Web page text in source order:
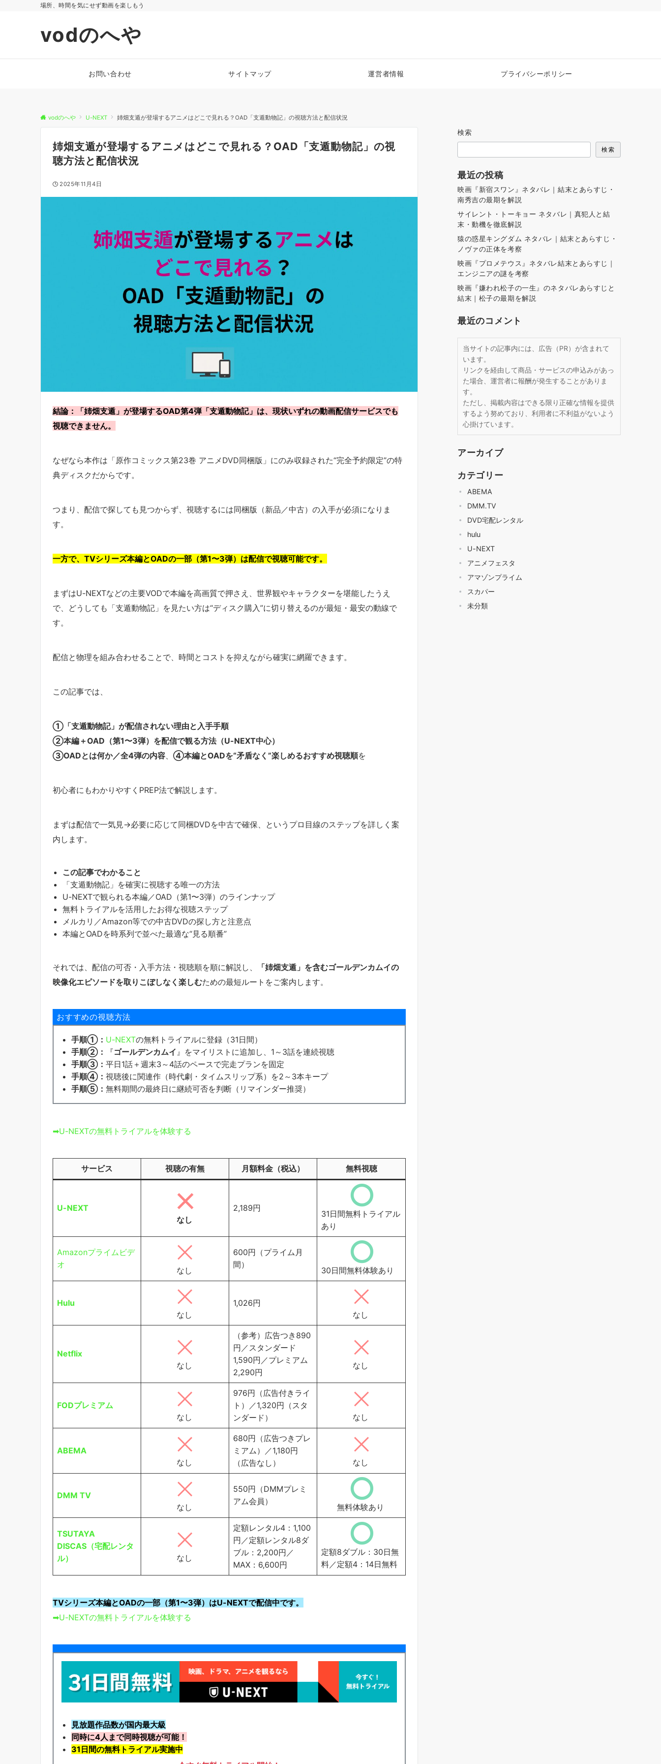
場所、時間を気にせず動画を楽しもう
vodのへや
お問い合わせ サイトマップ 運営者情報 プライバシーポリシー
vodのへや U-NEXT 姉畑支遁が登場するアニメはどこで見れる？OAD「支遁動物記」の視聴方法と配信状況
姉畑支遁が登場するアニメはどこで見れる？OAD「支遁動物記」の視
聴方法と配信状況
2025年11月4日
結論：「姉畑支遁」が登場するOAD第4弾「支遁動物記」は、現状いずれの動画配信サービスでも
視聴できません。
なぜなら本作は「原作コミックス第23巻 アニメDVD同梱版」にのみ収録された“完全予約限定”の特
典ディスクだからです。
つまり、配信で探しても見つからず、視聴するには同梱版（新品／中古）の入手が必須になりま
す。
一方で、TVシリーズ本編とOADの一部（第1〜3弾）は配信で視聴可能です。
まずはU-NEXTなどの主要VODで本編を高画質で押さえ、世界観やキャラクターを堪能したうえ
で、どうしても「支遁動物記」を見たい方は“ディスク購入”に切り替えるのが最短・最安の動線で
す。
配信と物理を組み合わせることで、時間とコストを抑えながら確実に網羅できます。
この記事では、
①「支遁動物記」が配信されない理由と入手手順
②本編＋OAD（第1〜3弾）を配信で観る方法（U-NEXT中心）
③OADとは何か／全4弾の内容
④本編とOADを“矛盾なく”楽しめるおすすめ視聴順を
初心者にもわかりやすくPREP法で解説します。
まずは配信で一気見→必要に応じて同梱DVDを中古で確保、というプロ目線のステップを詳しく案
内します。
この記事でわかること
「支遁動物記」を確実に視聴する唯一の方法
U-NEXTで観られる本編／OAD（第1〜3弾）のラインナップ
無料トライアルを活用したお得な視聴ステップ
メルカリ／Amazon等での中古DVDの探し方と注意点
本編とOADを時系列で並べた最適な“見る順番”
それでは、配信の可否・入手方法・視聴順を順に解説し、
「姉畑支遁」を含むゴールデンカムイの
映像化エピソードを取りこぼしなく楽しむための最短ルートをご案内します。
おすすめの視聴方法
手順①： U-NEXTの無料トライアルに登録（31日間）
手順②：
『ゴールデンカムイ 』をマイリストに追加し、1～3話を連続視聴
手順③： 平日1話＋週末3～4話のペースで完走プランを固定
手順④： 視聴後に関連作（時代劇・タイムスリップ系）を2～3本キープ
手順⑤： 無料期間の最終日に継続可否を判断（リマインダー推奨）
➡U-NEXTの無料トライアルを体験する
サービス 視聴の有無 月額料金（税込） 無料視聴
U-NEXT
なし
2,189円
31日間無料トライアル
あり
Amazonプライムビデ
オ
なし
600円（プライム月
間）
30日間無料体験あり
Hulu
なし
1,026円
なし
Netflix
なし
（参考）広告つき890
円／スタンダード
1,590円／プレミアム
2,290円
なし
FODプレミアム
なし
976円（広告付きライ
ト）／1,320円（スタ
ンダード）
なし
ABEMA
なし
680円（広告つきプレ
ミアム）／1,180円
（広告なし）
なし
DMM TV
なし
550円（DMMプレミ
アム会員）
無料体験あり
TSUTAYA
DISCAS（宅配レンタ
ル）
なし
定額レンタル4：1,100
円／定額レンタル8ダ
ブル：2,200円／
MAX：6,600円
定額8ダブル：30日無
料／定額4：14日無料
TVシリーズ本編とOADの一部（第1〜3弾）はU-NEXTで配信中です。
➡U-NEXTの無料トライアルを体験する
見放題作品数が国内最大級
同時に4人まで同時視聴が可能！
31日間の無料トライアル実施中
検索
検索
最近の投稿
映画『新宿スワン』ネタバレ｜結末とあらすじ・
南秀吉の最期を解説
サイレント・トーキョー ネタバレ｜真犯人と結
末・動機を徹底解説
猿の惑星キングダム ネタバレ｜結末とあらすじ・
ノヴァの正体を考察
映画『プロメテウス』ネタバレ結末とあらすじ｜
エンジニアの謎を考察
映画『嫌われ松子の一生』のネタバレあらすじと
結末｜松子の最期を解説
最近のコメント
当サイトの記事内には、広告（PR）が含まれて
います。
リンクを経由して商品・サービスの申込みがあっ
た場合、運営者に報酬が発生することがありま
す。
ただし、掲載内容はできる限り正確な情報を提供
するよう努めており、利用者に不利益がないよう
心掛けています。
アーカイブ
カテゴリー
ABEMA
DMM.TV
DVD宅配レンタル
hulu
U-NEXT
アニメフェスタ
アマゾンプライム
スカパー
未分類